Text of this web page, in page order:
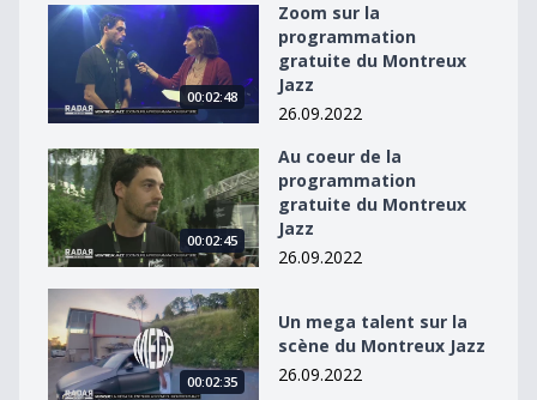
Zoom sur la programmation gratuite du Montreux
00:02:48
Zoom sur la
programmation
gratuite du Montreux
Jazz
26.09.2022
Au coeur de la programmation gratuite du Montreux
00:02:45
Au coeur de la
programmation
gratuite du Montreux
Jazz
26.09.2022
Un mega talent sur la scène du Montreux Jazz
00:02:35
Un mega talent sur la
scène du Montreux Jazz
26.09.2022